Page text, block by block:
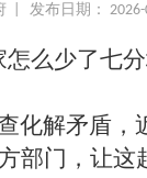
| 发布日期： 2026-
么少了七
解矛盾，
部门，让这